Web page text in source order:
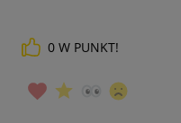
0 W PUNKT!